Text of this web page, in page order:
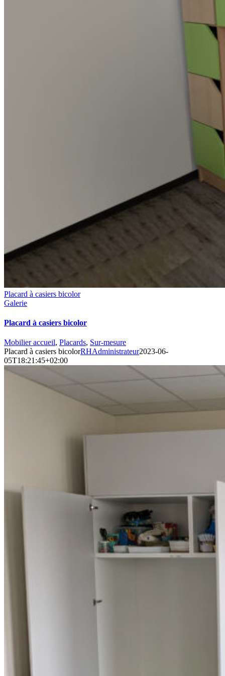
Placard à casiers bicolor
Galerie
Placard à casiers bicolor
Mobilier accueil, Placards, Sur-mesure
Placard à casiers bicolorRHAdministrateur2023-06-
05T18:21:45+02:00